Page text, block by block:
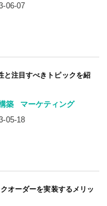
06-07
と注目すべきトピックを紹
築
マーケティング
05-18
オーダーを実装するメリッ